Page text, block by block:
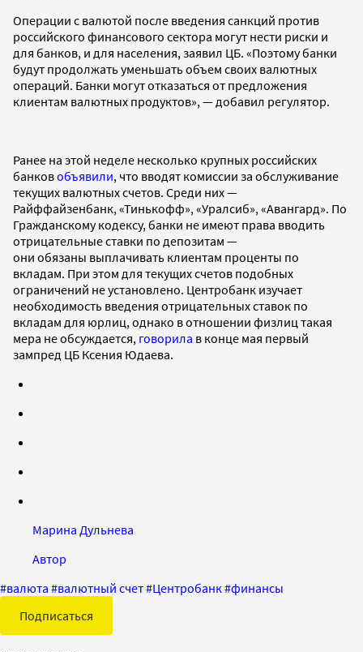
Операции с валютой после введения санкций против
российского финансового сектора могут нести риски и
для банков, и для населения, заявил ЦБ. «Поэтому банки
будут продолжать уменьшать объем своих валютных
операций. Банки могут отказаться от предложения
клиентам валютных продуктов», — добавил регулятор.
Ранее на этой неделе несколько крупных российских
банковобъявили, что вводят комиссии за обслуживание
текущих валютных счетов. Среди них —
Райффайзенбанк, «Тинькофф», «Уралсиб», «Авангард». По
Гражданскому кодексу, банки не имеют права вводить
отрицательные ставки по депозитам —
они обязаны выплачивать клиентам проценты по
вкладам. При этом для текущих счетов подобных
ограничений не установлено. Центробанк изучает
необходимость введения отрицательных ставок по
вкладам для юрлиц, однако в отношении физлиц такая
мера не обсуждается, говорила в конце мая первый
зампред ЦБ Ксения Юдаева.
Марина Дульнева
Автор
#валюта #валютный счет#Центробанк#финансы
Подписаться